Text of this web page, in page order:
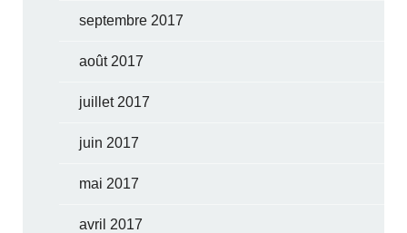
septembre 2017
août 2017
juillet 2017
juin 2017
mai 2017
avril 2017